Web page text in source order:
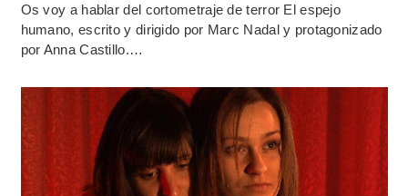
Os voy a hablar del cortometraje de terror El espejo
humano, escrito y dirigido por Marc Nadal y protagonizado
por Anna Castillo.…